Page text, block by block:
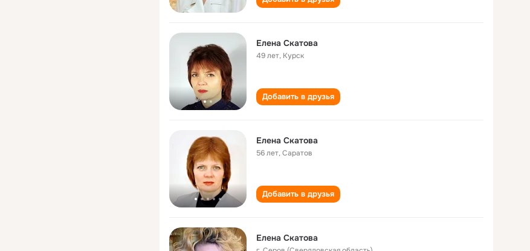
Елена Скатова
49 лет, Курск
Добавить в друзья
Елена Скатова
56 лет,Саратов
Добавить в друзья
Елена Скатова